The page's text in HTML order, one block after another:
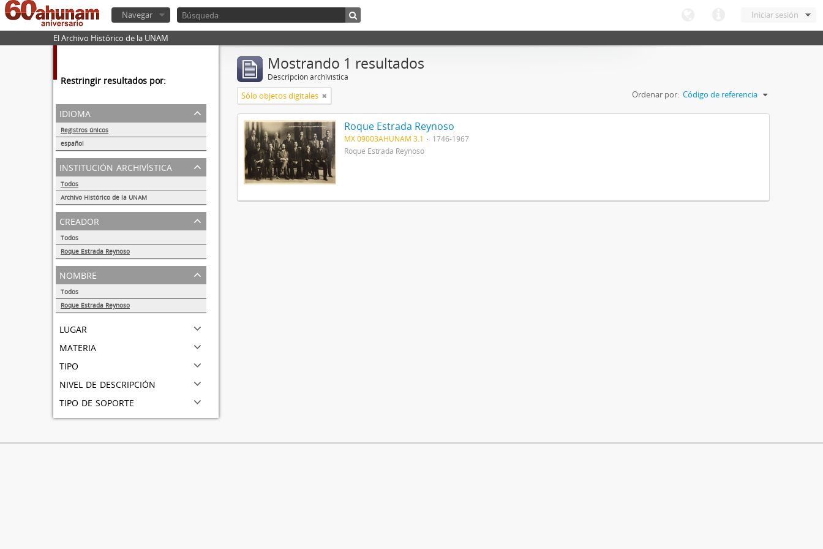
Iniciar sesión
Navegar
El Archivo Histórico de la UNAM
Restringir resultados por:
idioma
Registros únicos
español
1
institución archivística
Todos
Archivo Histórico de la UNAM
1
creador
Todos
Roque Estrada Reynoso
1
nombre
Todos
Roque Estrada Reynoso
lugar
materia
tipo
nivel de descripción
tipo de soporte
Mostrando 1 resultados
Descripción archivística
Sólo objetos digitales Ordenar por: Código de referencia
Roque Estrada Reynoso
MX 09003AHUNAM 3.1
1746-1967
Roque Estrada Reynoso